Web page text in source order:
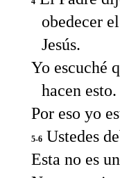
obedecer
Jesús.
Yo escuché
hacen esto.
Por eso yo
5-6 Ustedes
Esta no es